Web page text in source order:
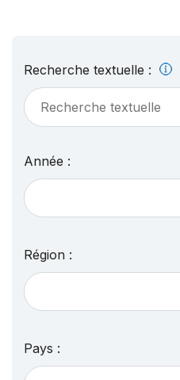
Recherche textuelle :
Année :
Région :
Pays :